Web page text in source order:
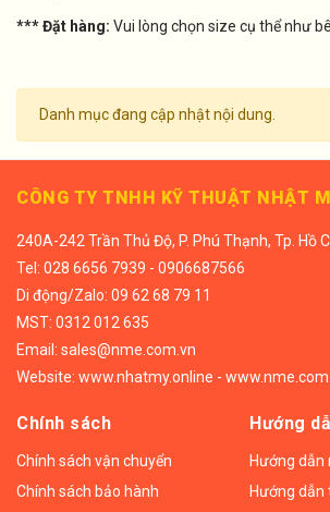
*** Đặt hàng: Vui lòng chọn size cụ thể như
Danh mục đang cập nhật nội dung.
CÔNG TY TNHH KỸ THUẬT NHẬT
240A-242 Trần Thủ Độ, P. Phú Thạnh, Tp. Hồ
Tel: 028 6656 7939 - 0906687566
Di động/Zalo: 09 62 68 79 11
MST: 0312 012 635
Email: sales@nme.com.vn
Website: www.nhatmy.online -
Chính sách
Chính sách vận chuyển
Chính sách bảo hành
Hướng
Hướng dẫn
Hướng